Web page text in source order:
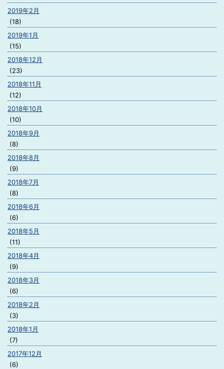
2019年2月
(18)
2019年1月
(15)
2018年12月
(23)
2018年11月
(12)
2018年10月
(10)
2018年9月
(8)
2018年8月
(9)
2018年7月
(8)
2018年6月
(6)
2018年5月
(11)
2018年4月
(9)
2018年3月
(6)
2018年2月
(3)
2018年1月
(7)
2017年12月
(6)